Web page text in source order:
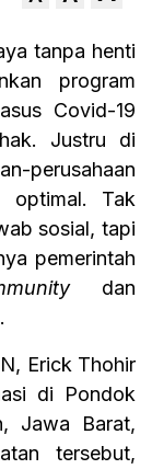
tanpa henti
program
Covid-19
Justru di
perusahaan
optimal. Tak
sosial, tapi
pemerintah
dan
Erick Thohir
di Pondok
Jawa Barat,
tersebut,